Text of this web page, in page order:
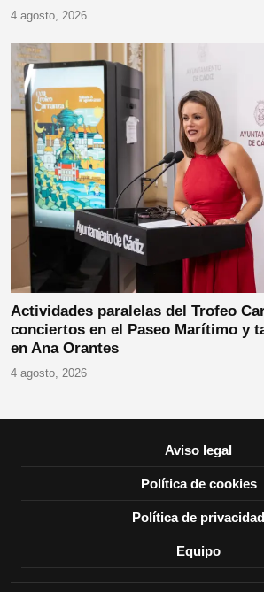
4 agosto, 2026
Actividades paralelas del Trofeo
conciertos en el Paseo Marítimo y
en Ana Orantes
4 agosto, 2026
Aviso legal
Política de cookies
Política de privacidad
Equipo